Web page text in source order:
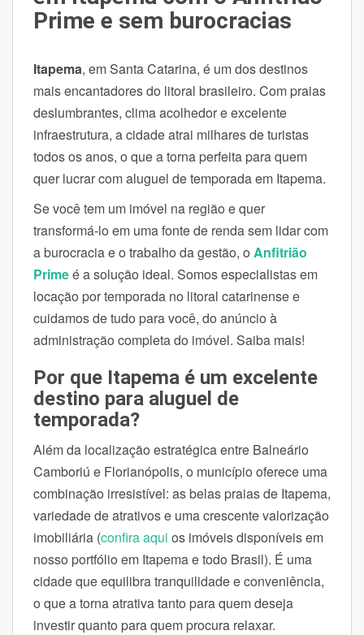
Prime e sem burocracias
Itapema, em Santa Catarina, é um dos destinos
mais encantadores do litoral brasileiro. Com praias
deslumbrantes, clima acolhedor e excelente
infraestrutura, a cidade atrai milhares de turistas
todos os anos, o que a torna perfeita para quem
quer lucrar com aluguel de temporada em Itapema.
Se você tem um imóvel na região e quer
transformá-lo em uma fonte de renda sem lidar com
a burocracia e o trabalho da gestão, o Anfitrião
Primeé a solução ideal. Somos especialistas em
locação por temporada no litoral catarinense e
cuidamos de tudo para você, do anúncio à
administração completa do imóvel. Saiba mais!
Por que Itapema é um excelente
destino para aluguel de
temporada?
Além da localização estratégica entre Balneário
Camboriú e Florianópolis, o município oferece uma
combinação irresistível: as belas praias de Itapema,
variedade de atrativos e uma crescente valorização
imobiliária (confira aqui os imóveis disponíveis em
nosso portfólio em Itapema e todo Brasil). É uma
cidade que equilibra tranquilidade e conveniência,
o que a torna atrativa tanto para quem deseja
investir quanto para quem procura relaxar.